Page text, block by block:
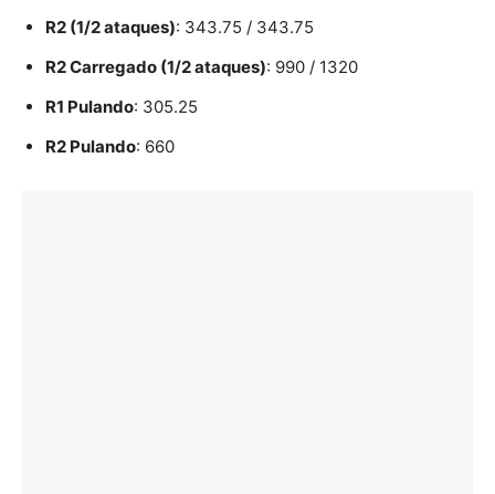
R2 (1/2 ataques): 343.75 / 343.75
R2 Carregado (1/2 ataques): 990 / 1320
R1 Pulando: 305.25
R2 Pulando: 660